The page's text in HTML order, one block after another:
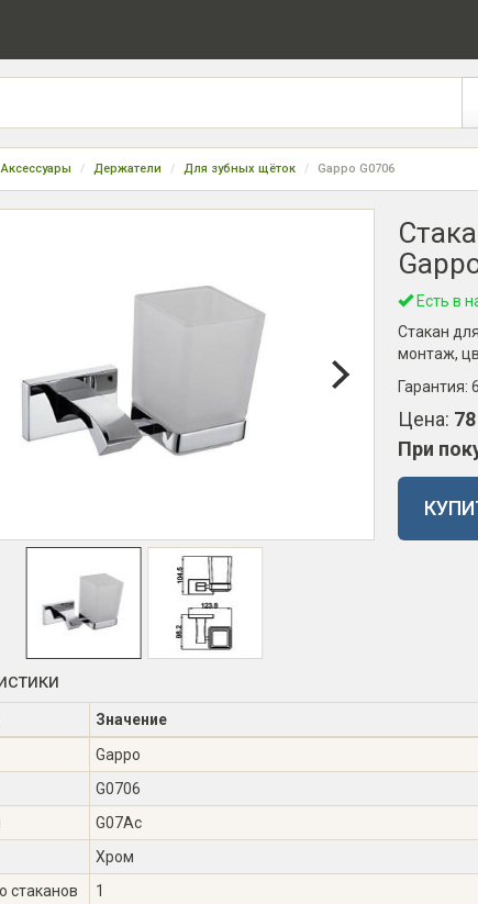
Аксессуары Держатели Для зубных щёток Gappo G0706
Есть в
Стакан
монтаж,
Гарантия:
Цена:
При
Значение
Gappo
G0706
G07Ac
Хром
стаканов
1